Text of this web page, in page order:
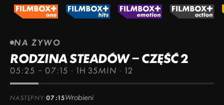
NA ŻYWO
RODZINA STEADÓW – CZĘŚĆ 2
05:25 – 07:15 · 1H 35MIN · 12
NASTĘPNY:07:15Wrobieni